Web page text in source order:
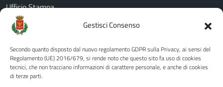
Gestisci Consenso
Secondo quanto disposto dal nuovo regolamento GDPR sulla Privacy, ai sensi del
Regolamento (UE) 2016/679, si rende noto che questo sito fa uso di cookies
tecnici, che non tracciano informazioni di carattere personale, e anche di cookies
di terze parti.
Ufficio Stampa
Amministrazione Trasparente
Albo pretorio
Informativa privacy
Note legali